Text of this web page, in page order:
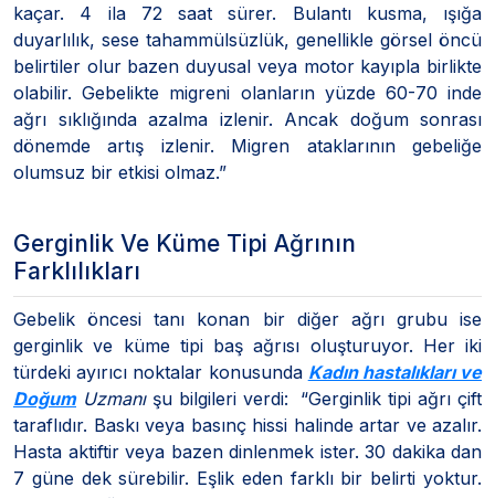
kaçar. 4 ila 72 saat sürer. Bulantı kusma, ışığa
duyarlılık, sese tahammülsüzlük, genellikle görsel öncü
belirtiler olur bazen duyusal veya motor kayıpla birlikte
olabilir. Gebelikte migreni olanların yüzde 60-70 inde
ağrı sıklığında azalma izlenir. Ancak doğum sonrası
dönemde artış izlenir. Migren ataklarının gebeliğe
olumsuz bir etkisi olmaz.”
Gerginlik Ve Küme Tipi Ağrının
Farklılıkları
Gebelik öncesi tanı konan bir diğer ağrı grubu ise
gerginlik ve küme tipi baş ağrısı oluşturuyor. Her iki
türdeki ayırıcı noktalar konusunda Kadın hastalıkları ve
DoğumUzmanışu bilgileri verdi: “Gerginlik tipi ağrı çift
taraflıdır. Baskı veya basınç hissi halinde artar ve azalır.
Hasta aktiftir veya bazen dinlenmek ister. 30 dakika dan
7 güne dek sürebilir. Eşlik eden farklı bir belirti yoktur.